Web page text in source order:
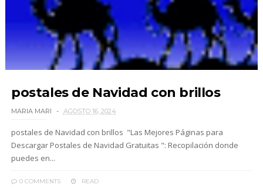
postales de Navidad con brillos
MARIA MARI AGOSTO 16, 2024
postales de Navidad con brillos "Las Mejores Páginas para
Descargar Postales de Navidad Gratuitas ": Recopilación donde
puedes en...
0 COMMENTS READ